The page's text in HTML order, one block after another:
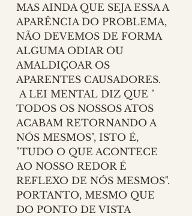
MAS AINDA QUE SEJA ESSA A
APARÊNCIA DO PROBLEMA,
NÃO DEVEMOS DE FORMA
ALGUMA ODIAR OU
AMALDIÇOAR OS
APARENTES CAUSADORES.
TODOS OS NOSSOS ATOS
ACABAM RETORNANDO A
NÓS MESMOS", ISTO É,
"TUDO O QUE ACONTECE
AO NOSSO REDOR É
REFLEXO DE NÓS MESMOS".
PORTANTO, MESMO QUE
DO PONTO DE VISTA